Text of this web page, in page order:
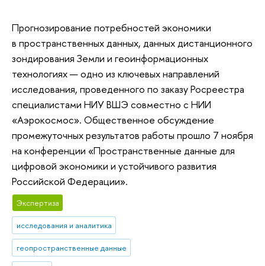
Прогнозирование потребностей экономики
в пространственных данных, данных дистанционного
зондирования Земли и геоинформационных
технологиях — одно из ключевых направлений
исследования, проведенного по заказу Росреестра
специалистами НИУ ВШЭ совместно с НИИ
«Аэрокосмос». Общественное обсуждение
промежуточных результатов работы прошло 7 ноября
на конференции «Пространственные данные для
цифровой экономики и устойчивого развития
Российской Федерации».
Экспертиза
исследования и аналитика
геопространственные данные